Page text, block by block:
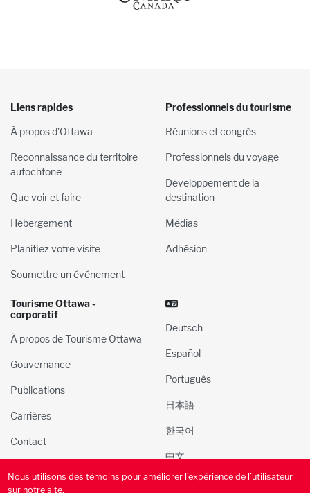
Nous utilisons des témoins pour améliorer l’expérience de l’utilisateur
sur notre site.
Liens rapides
À propos d’Ottawa
Reconnaissance du territoire
autochtone
Que voir et faire
Hébergement
Planifiez votre visite
Soumettre un événement
Professionnels du tourisme
Réunions et congrès
Professionnels du voyage
Développement de la
destination
Médias
Adhésion
Tourisme Ottawa -
corporatif
À propos de Tourisme Ottawa
Gouvernance
Publications
Carrières
Contact
Deutsch
Español
Português
日本語
한국어
中文
© 2000-2025 l’Administration du tourisme et des congres